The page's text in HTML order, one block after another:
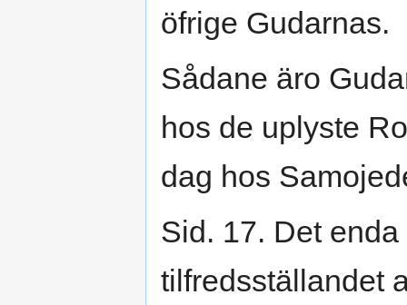
öfrige Gudarnas.
Sådane äro
hos de uplyste
dag hos
Sid. 17. Det
tilfredsställandet